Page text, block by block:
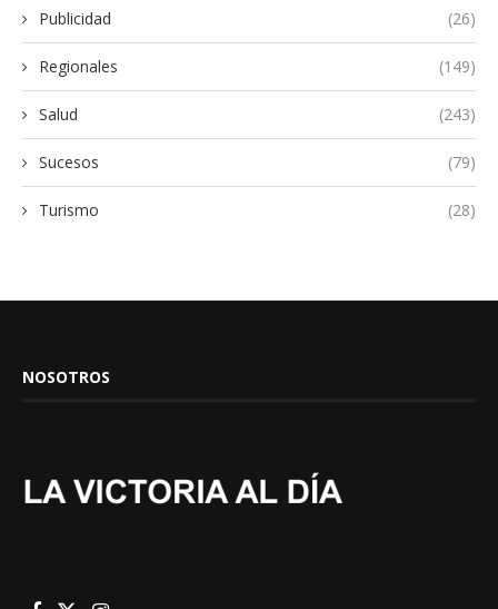
Publicidad (26)
Regionales (149)
Salud (243)
Sucesos (79)
Turismo (28)
NOSOTROS